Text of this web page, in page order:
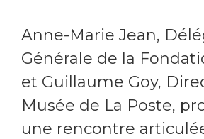
Anne-Marie Jean,
Générale de la
et Guillaume Goy,
Musée de La Poste,
une rencontre